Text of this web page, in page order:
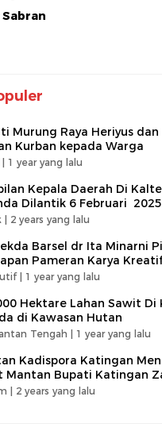
Murung Raya Heriyus
Kurban kepada Warga
1 year yang lalu
Kepala Daerah Di
Dilantik 6 Februari 2025
| 2 years yang lalu
Barsel dr Ita Minarni
Pameran Karya
| 1 year yang lalu
Hektare Lahan Sawit
di Kawasan Hutan
Tengah | 1 year yang lalu
Kadispora Katingan
Mantan Bupati Katingan
| 2 years yang lalu